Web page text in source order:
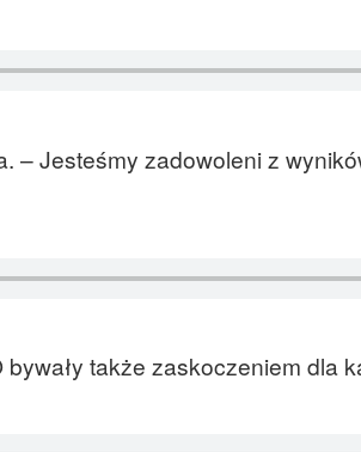
– Jesteśmy zadowoleni z
także zaskoczeniem dla